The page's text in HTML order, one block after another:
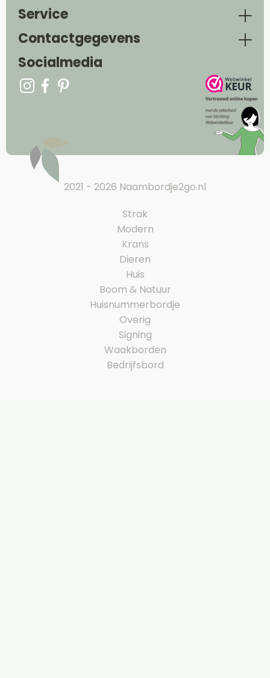
Service
Contactgegevens
Socialmedia
2021 - 2026 Naambordje2go.nl
Strak
Modern
Krans
Dieren
Huis
Boom & Natuur
Huisnummerbordje
Overig
Signing
Waakborden
Bedrijfsbord